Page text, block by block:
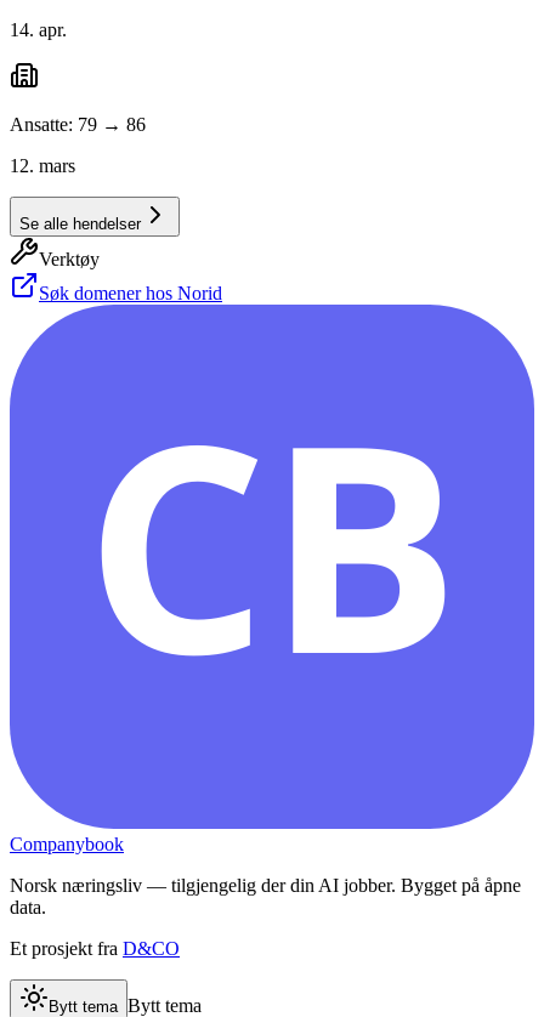
14. apr.
Ansatte: 79 → 86
12. mars
Se alle hendelser
Verktøy
Søk domener hos Norid
CB
Companybook
Norsk næringsliv — tilgjengelig der din AI jobber. Bygget på åpne
data.
Et prosjekt fra D&CO
Bytt tema Bytt tema